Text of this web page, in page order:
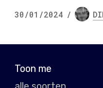
30/01/2024 /
Toon me